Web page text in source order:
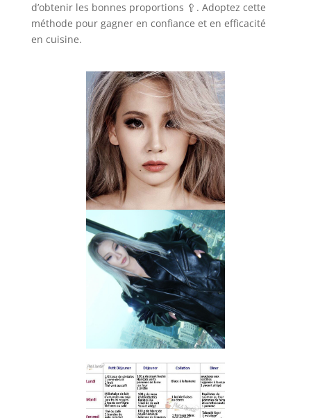
d’obtenir les bonnes proportions 🥄. Adoptez cette
méthode pour gagner en confiance et en efficacité
en cuisine.